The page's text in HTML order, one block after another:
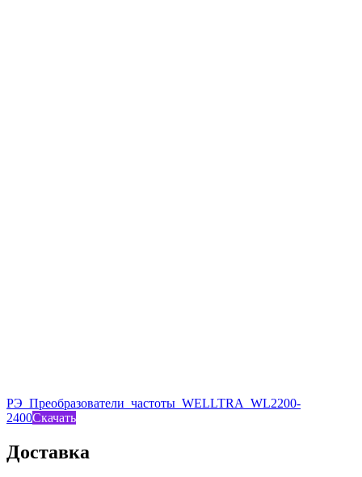
РЭ_Преобразователи_частоты_WELLTRA_WL2200-
2400Скачать
Доставка